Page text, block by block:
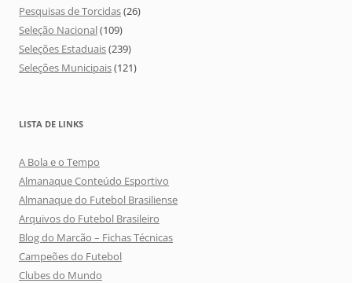
Pesquisas de Torcidas(26)
Seleção Nacional(109)
Seleções Estaduais(239)
Seleções Municipais(121)
LISTA DE LINKS
A Bola e o Tempo
Almanaque Conteúdo Esportivo
Almanaque do Futebol Brasiliense
Arquivos do Futebol Brasileiro
Blog do Marcão – Fichas Técnicas
Campeões do Futebol
Clubes do Mundo